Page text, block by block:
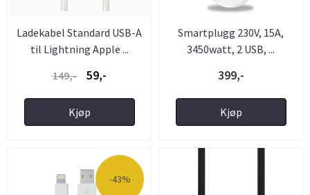
Ladekabel Standard USB-A
til Lightning Apple ...
149,-
59,-
Kjøp
Smartplugg 230V, 15A,
3450watt, 2 USB, ...
399,-
Kjøp
-43%